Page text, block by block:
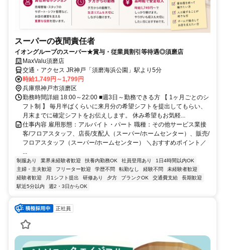
スーパーの夜間責任者
イオングループのスーパー★賞与・従業員割引等待遇◎須磨店
MaxValu須磨店
交通・アクセス JR神戸「須磨海浜公園」駅より5分
時給1,749円～1,799円
兵庫県神戸市須磨区
勤務時間詳細 18:00～22:00 ■週3日～勤務できる方 【 1ヶ月ごとのシ
フト制 】 毎月半ばくらいに来月分の希望シフトを提出してもらい、
月末までに確定シフトをお伝えします。 休み希望もお気軽...
仕事内容 雇用形態：アルバイト・パート 職種：その他サービス業接
客/フロアスタッフ、店長/支配人（スーパー/ホームセンター）、販売/
フロアスタッフ（スーパー/ホームセンター） ＼おすすめポイント／
...
制服あり 業界未経験者歓迎 扶養内勤務OK 社員登用あり
1日4時間以内OK
主婦・主夫歓迎
フリーター歓迎 学歴不問 転勤なし 経験不問
未経験者歓迎
経験者歓迎
月1シフト提出 研修あり 夕方 ブランクOK 交通費支給
長期歓迎
駅近5分以内
週2・3日からOK
正社員